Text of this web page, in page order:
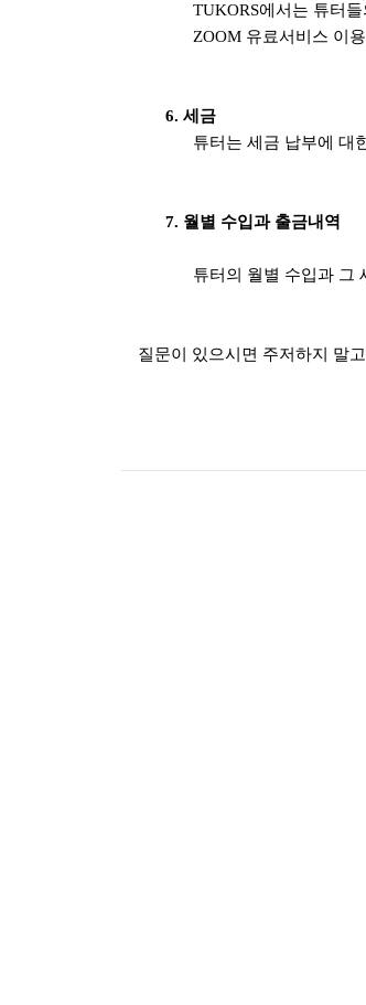
TUKORS에서는 튜터
ZOOM 유료서비스 이
6. 세금
튜터는 세금 납부에 대
7. 월별 수입과 출금내역
튜터의 월별 수입과 그
질문이 있으시면 주저하지 말